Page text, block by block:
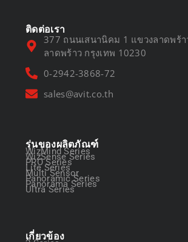
ติดต่อเรา
377 ถนนเสนานิคม 1 แขวงลาดพร้า
ลาดพร้าว กรุงเทพ 10230
0-2942-3868-72
sales@avit.co.th
รุ่นของผลิตภัณฑ์
WizMind Series
WizSense Series
PRO Series
Lite Series
Multi Sensor
Panoramic Series
Panorama Series
Ultra Series
เกี่ยวข้อง